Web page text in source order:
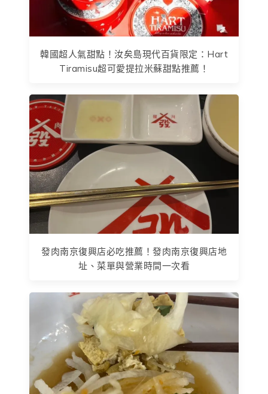
韓國超人氣甜點！汝矣島現代百貨限定：Hart
Tiramisu超可愛提拉米蘇甜點推薦！
發肉南京復興店必吃推薦！發肉南京復興店地
址、菜單與營業時間一次看